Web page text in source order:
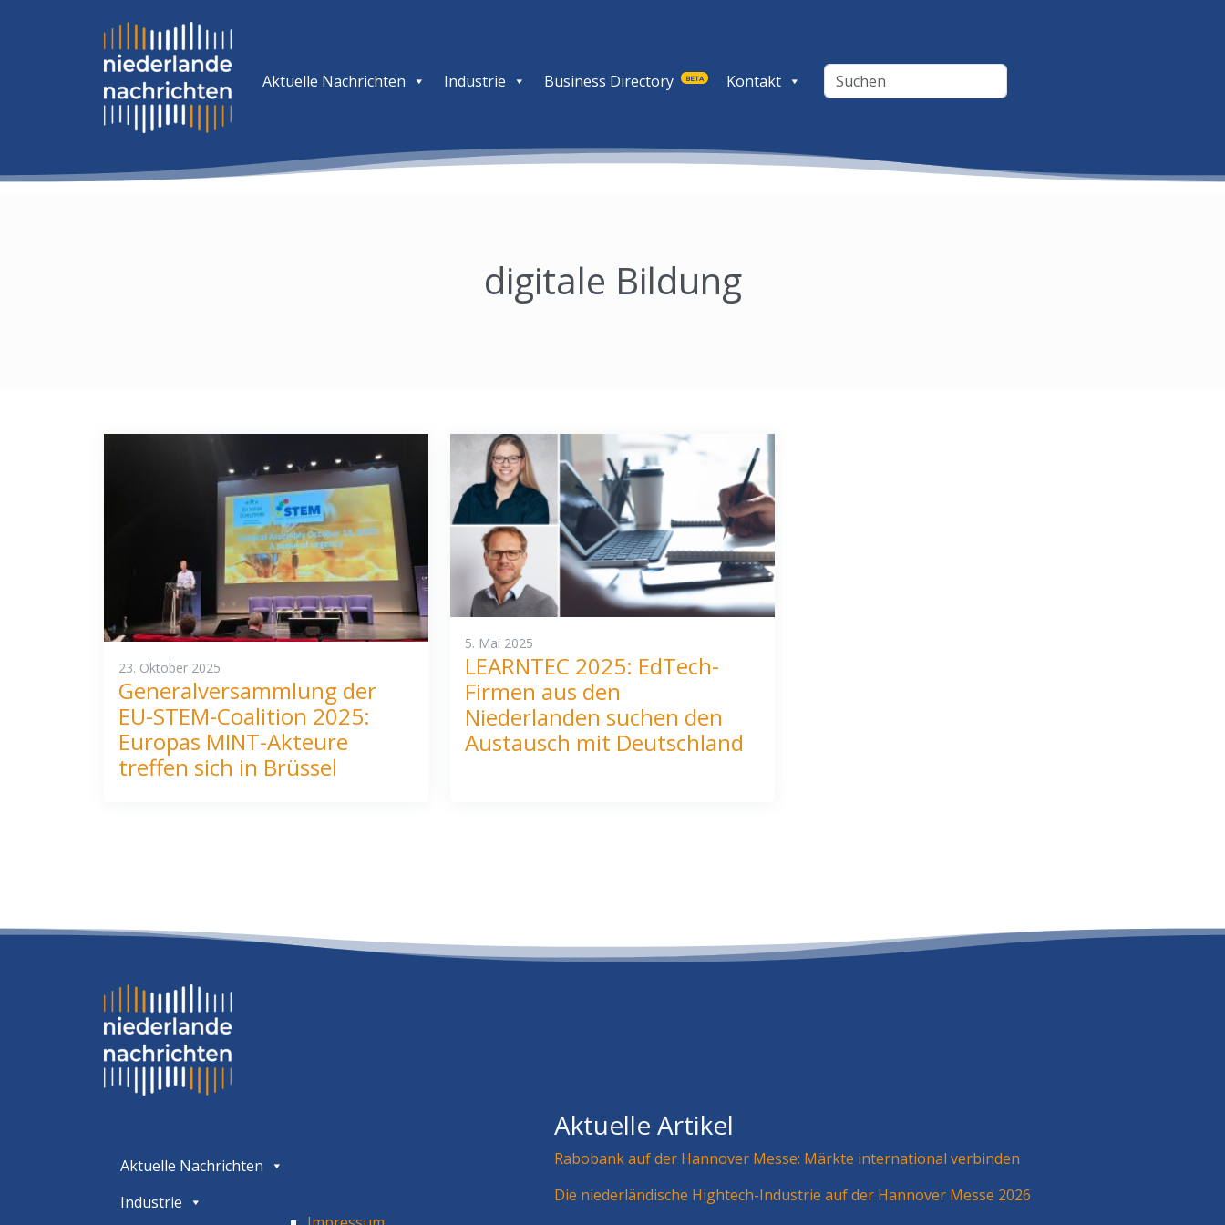
Aktuelle Nachrichten Industrie Business Directory BETA Kontakt
digitale Bildung
23. Oktober 2025
Generalversammlung der
EU-STEM-Coalition 2025:
Europas MINT-Akteure
treffen sich in Brüssel
5. Mai 2025
LEARNTEC 2025: EdTech-
Firmen aus den
Niederlanden suchen den
Austausch mit Deutschland
Aktuelle Nachrichten
Industrie
Aktuelle Artikel
Rabobank auf der Hannover Messe: Märkte international verbinden
Die niederländische Hightech-Industrie auf der Hannover Messe 2026